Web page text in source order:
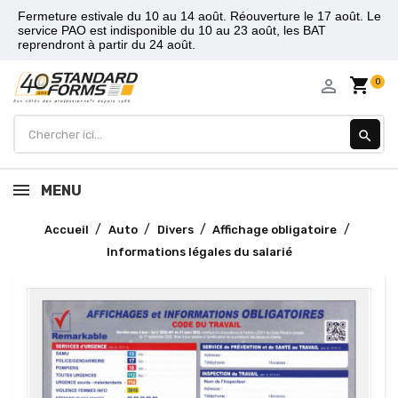
Fermeture estivale du 10 au 14 août. Réouverture le 17 août. Le
service PAO est indisponible du 10 au 23 août, les BAT
reprendront à partir du 24 août.
shopping_cart 0
person_outline
search
MENU
Accueil Auto Divers
Affichage obligatoire
Informations légales du salarié